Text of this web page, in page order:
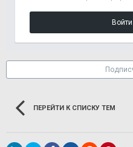
ПЕРЕЙТИ К СПИСКУ ТЕМ